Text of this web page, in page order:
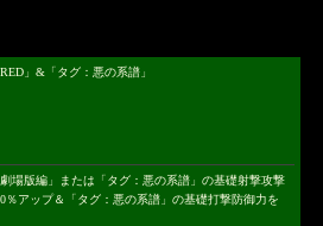
」&「タグ：悪の系譜」
場版編」または「タグ：悪の系譜」の基礎射撃攻撃
％アップ＆「タグ：悪の系譜」の基礎打撃防御力を